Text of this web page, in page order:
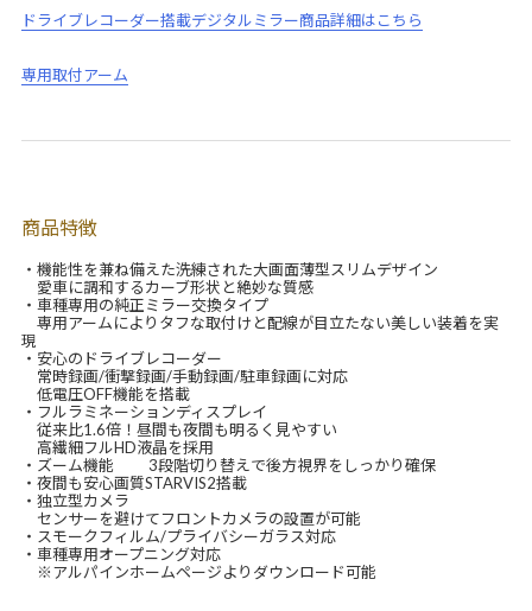
ドライブレコーダー搭載デジタルミラー商品詳細はこちら
専用取付アーム
商品特徴
・機能性を兼ね備えた洗練された大画面薄型スリムデザイン
愛車に調和するカーブ形状と絶妙な質感
・車種専用の純正ミラー交換タイプ
専用アームによりタフな取付けと配線が目立たない美しい装着を実
現
・安心のドライブレコーダー
常時録画/衝撃録画/手動録画/駐車録画に対応
低電圧OFF機能を搭載
・フルラミネーションディスプレイ
従来比1.6倍！昼間も夜間も明るく見やすい
高繊細フルHD液晶を採用
・ズーム機能 3段階切り替えで後方視界をしっかり確保
・夜間も安心画質STARVIS2搭載
・独立型カメラ
センサーを避けてフロントカメラの設置が可能
・スモークフィルム/プライバシーガラス対応
・車種専用オープニング対応
※アルパインホームページよりダウンロード可能